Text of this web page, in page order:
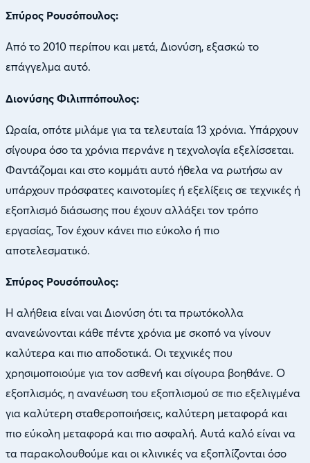
Σπύρος Ρουσόπουλος:
Από το 2010 περίπου και μετά, Διονύση, εξασκώ το
επάγγελμα αυτό.
Διονύσης Φιλιππόπουλος:
Ωραία, οπότε μιλάμε για τα τελευταία 13 χρόνια. Υπάρχουν
σίγουρα όσο τα χρόνια περνάνε η τεχνολογία εξελίσσεται.
Φαντάζομαι και στο κομμάτι αυτό ήθελα να ρωτήσω αν
υπάρχουν πρόσφατες καινοτομίες ή εξελίξεις σε τεχνικές ή
εξοπλισμό διάσωσης που έχουν αλλάξει τον τρόπο
εργασίας, Τον έχουν κάνει πιο εύκολο ή πιο
αποτελεσματικό.
Σπύρος Ρουσόπουλος:
Η αλήθεια είναι ναι Διονύση ότι τα πρωτόκολλα
ανανεώνονται κάθε πέντε χρόνια με σκοπό να γίνουν
καλύτερα και πιο αποδοτικά. Οι τεχνικές που
χρησιμοποιούμε για τον ασθενή και σίγουρα βοηθάνε. Ο
εξοπλισμός, η ανανέωση του εξοπλισμού σε πιο εξελιγμένα
για καλύτερη σταθεροποιήσεις, καλύτερη μεταφορά και
πιο εύκολη μεταφορά και πιο ασφαλή. Αυτά καλό είναι να
τα παρακολουθούμε και οι κλινικές να εξοπλίζονται όσο